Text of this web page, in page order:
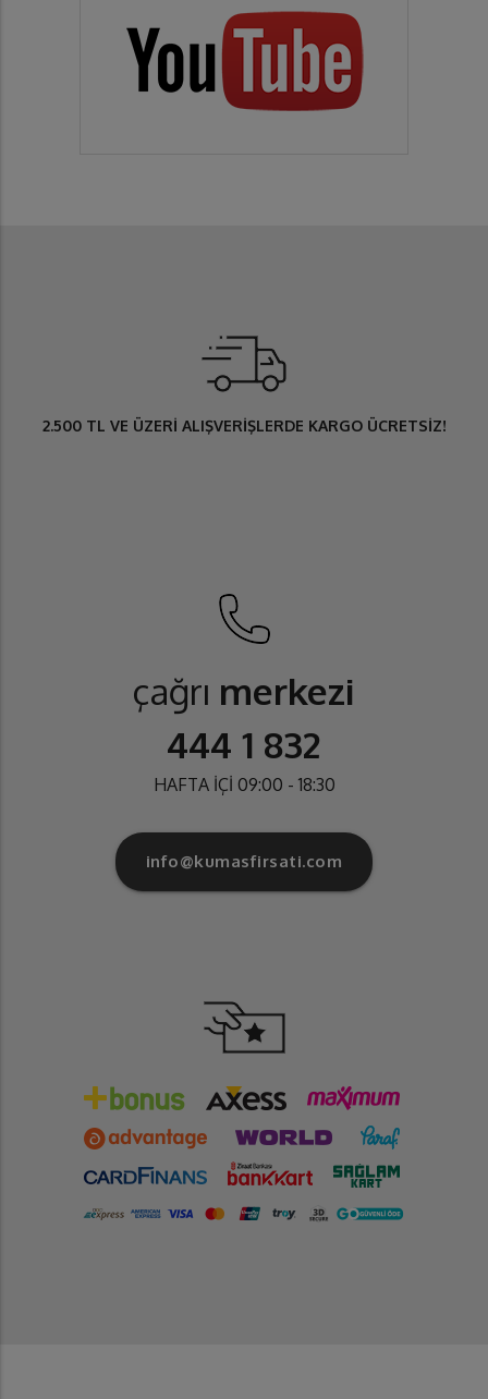
2.500 TL VE ÜZERİ ALIŞVERİŞLERDE KARGO ÜCRETSİZ!
çağrı merkezi
444 1 832
HAFTA İÇİ 09:00 - 18:30
info@kumasfirsati.com